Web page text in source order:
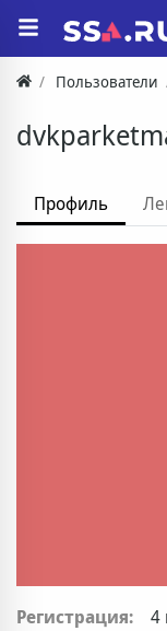
Пользователи
Профиль
Регистрация:
4